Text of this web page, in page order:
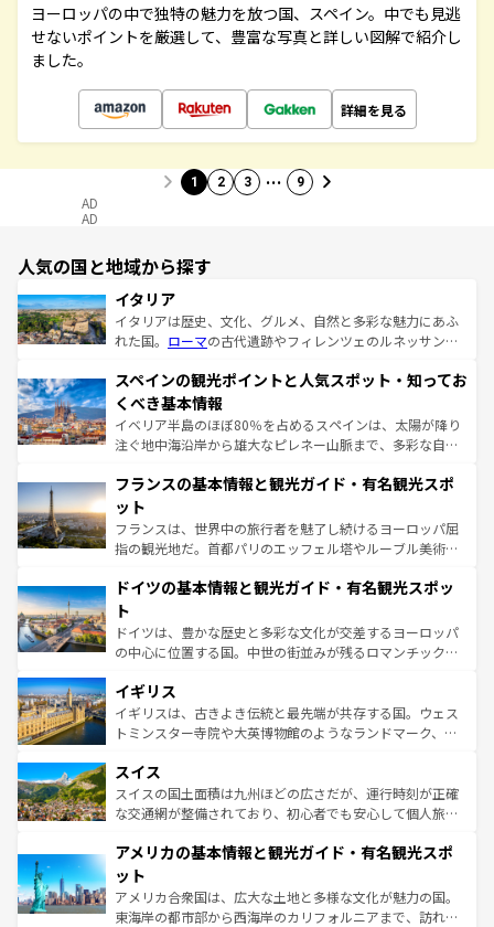
ヨーロッパの中で独特の魅力を放つ国、スペイン。中でも見逃
せないポイントを厳選して、豊富な写真と詳しい図解で紹介し
ました。
詳細を見る
1 2 3 … 9
AD
AD
人気の国と地域から探す
イタリア
イタリアは歴史、文化、グルメ、自然と多彩な魅力にあふ
れた国。 ローマの古代遺跡やフィレンツェのルネッサンス
ろん、トスカーナの美しい田園風景やアマルフィ海岸の絶
景など、自然景観も見逃せない。観光の合間には、本場の
ピザやパスタなど、絶品のイタリア料理を堪能することも
できる。朝目覚めてから夜眠るまで、すべての瞬間を楽し
なお、新着のイタリア情報はコンテンツ一覧を参照してほ
しい。
スペインの観光ポイントと人気スポット・知ってお
くべき基本情報
イベリア半島のほぼ80％を占めるスペインは、太陽が降り
注ぐ地中海沿岸から雄大なピレネー山脈まで、多彩な自然
文化が根付くこの国では、情熱的なフラメンコ、熱気あふ
れる闘牛、そして美味しいタパスが生活の一部となってい
る。首都マドリードの洗練された雰囲気や、バルセロナの
アートに溢れた街角から、地方では古代ローマ遺跡や中世
せる。地方によって風土や気候が異なるスペインはその個
ンテンツ一覧 を参照してほしい。
フランスの基本情報と観光ガイド・有名観光スポ
ット
フランスは、世界中の旅行者を魅了し続けるヨーロッパ屈
指の観光地だ。首都パリのエッフェル塔やルーブル美術館
で、幅広い魅力が詰まっている。華麗な宮殿、歴史的な大
聖堂、美しいビーチ、そして豊かな自然が、訪れる者を心
から魅了する。また、フランスは美食の国としても知ら
れ、フランス料理はユネスコ無形文化遺産にも登録されて
香り高いラベンダー畑など、多彩な楽しみ方が可能だ。さ
らに、パリ以外の地域にも魅力が溢れており、どの街角に
も豊かな歴史と文化が息づいている。パリ以外の個性あふ
を参照してほしい。
ドイツの基本情報と観光ガイド・有名観光スポッ
ト
ドイツは、豊かな歴史と多彩な文化が交差するヨーロッパ
の中心に位置する国。中世の街並みが残るロマンチック街
顔を持つこの国は、どこを歩いても飽きることがない。ベ
ルリンの文化的活気、バイエルン州のアルプスの絶景、そ
してライン川沿いのワイン畑といった風景は必見。ビール
は、お酒好きな人にはぜひ体験してほしい。 なお、新着の
ドイツ情報はコンテンツ一覧を参照してほしい。
イギリス
イギリスは、古きよき伝統と最先端が共存する国。ウェス
トミンスター寺院や大英博物館のようなランドマーク、歴
リアごとに異なる魅力がある。また、優雅なアフタヌーン
ティー、ビール好きにはたまらない英国パブ、サッカー観
戦など、本場だからこそできる体験も豊富。イギリスを旅
ンツ一覧を参照してほしい。
スイス
スイスの国土面積は九州ほどの広さだが、運行時刻が正確
な交通網が整備されており、初心者でも安心して個人旅行
の建物がそのまま残る町や、スイスならではのユニークな
博物館もあり、アルプス観光だけでなく町歩きも満喫する
ことができる。国民の所得が高いため物価も高いが、旅行
者向けの交通パス提供のサービスもあり、うまく活用すれ
アメリカの基本情報と観光ガイド・有名観光スポ
ット
アメリカ合衆国は、広大な土地と多様な文化が魅力の国。
東海岸の都市部から西海岸のカリフォルニアまで、訪れる